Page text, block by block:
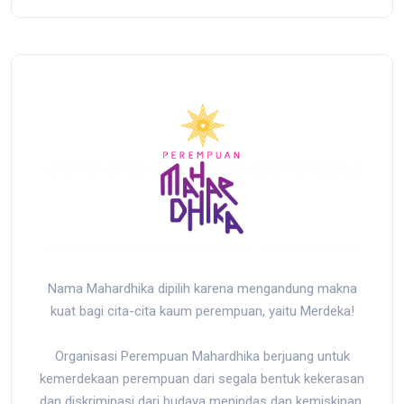
Nama Mahardhika dipilih karena mengandung makna
kuat bagi cita-cita kaum perempuan, yaitu Merdeka!
Organisasi Perempuan Mahardhika berjuang untuk
kemerdekaan perempuan dari segala bentuk kekerasan